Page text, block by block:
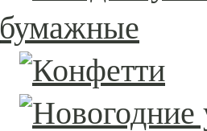
бумажные